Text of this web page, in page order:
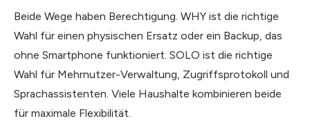
Beide Wege haben Berechtigung. WHY ist die richtige
Wahl für einen physischen Ersatz oder ein Backup, das
ohne Smartphone funktioniert. SOLO ist die richtige
Wahl für Mehrnutzer-Verwaltung, Zugriffsprotokoll und
Sprachassistenten. Viele Haushalte kombinieren beide
für maximale Flexibilität.